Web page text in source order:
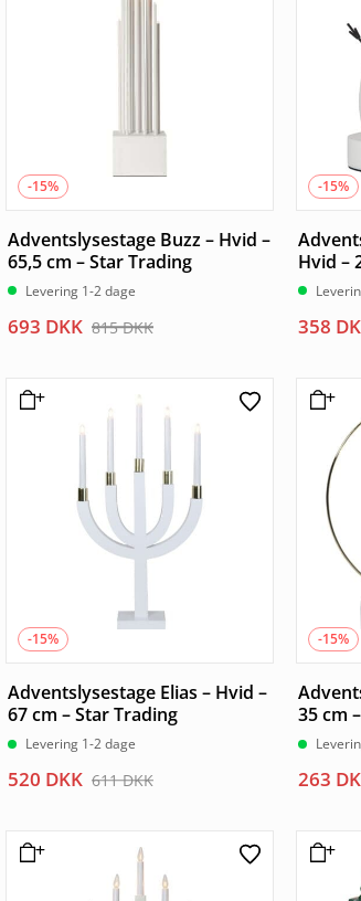
-15%
Adventslysestage Buzz – Hvid –
65,5 cm – Star Trading
Levering 1-2 dage
815DKK
Den
var:
815 DKK.
693 DKK
Den
er:
693 DKK.
-15%
Hvid –
Den
var:
421
358
Den
er:
358
-15%
Adventslysestage Elias – Hvid –
67 cm – Star Trading
Levering 1-2 dage
611DKK
Den
var:
520 DKK
Den
er:
-15%
35 cm
Den
var:
309
263
Den
er:
263